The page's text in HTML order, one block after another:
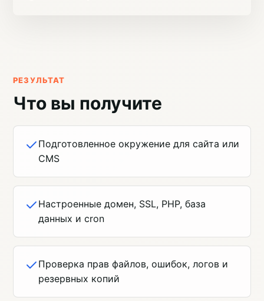
РЕЗУЛЬТАТ
Что вы получите
Подготовленное окружение для сайта или
CMS
Настроенные домен, SSL, PHP, база
данных и cron
Проверка прав файлов, ошибок, логов и
резервных копий